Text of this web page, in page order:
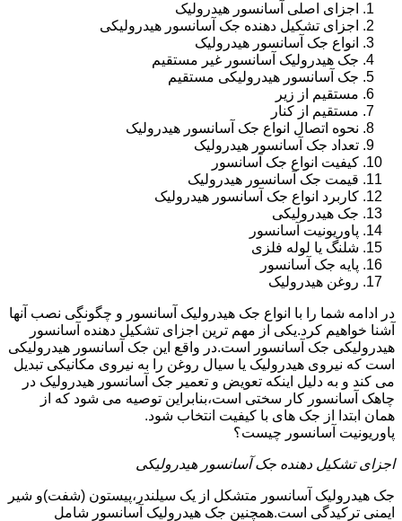
اجزای اصلی آسانسور هیدرولیک
اجزای تشکیل دهنده جک آسانسور هیدرولیکی
انواع جک آسانسور هیدرولیک
جک هیدرولیک آسانسور غیر مستقیم
جک آسانسور هیدرولیکی مستقیم
مستقیم از زیر
مستقیم از کنار
نحوه اتصال انواع جک آسانسور هیدرولیک
تعداد جک آسانسور هیدرولیک
کیفیت انواع جک آسانسور
قیمت جک آسانسور هیدرولیک
کاربرد انواع جک آسانسور هیدرولیک
جک هیدرولیکی
پاوریونیت آسانسور
شلنگ یا لوله فلزی
پایه جک آسانسور
روغن هیدرولیک
در ادامه شما را با انواع جک هیدرولیک آسانسور و چگونگی نصب آنها
آشنا خواهیم کرد.یکی از مهم ترین اجزای تشکیل دهنده آسانسور
هیدرولیکی جک آسانسور است.در واقع این جک آسانسور هیدرولیکی
است که نیروی هیدرولیک یا سیال روغن را به نیروی مکانیکی تبدیل
می کند و به دلیل اینکه تعویض و تعمیر جک آسانسور هیدرولیک در
چاهک آسانسور کار سختی است،بنابراین توصیه می شود که از
همان ابتدا از جک های با کیفیت انتخاب شود.
پاوریونیت آسانسور چیست؟
اجزای تشکیل دهنده جک آسانسور هیدرولیکی
جک هیدرولیک آسانسور متشکل از یک سیلندر،پیستون (شفت)و شیر
ایمنی ترکیدگی است.همچنین جک هیدرولیک آسانسور شامل